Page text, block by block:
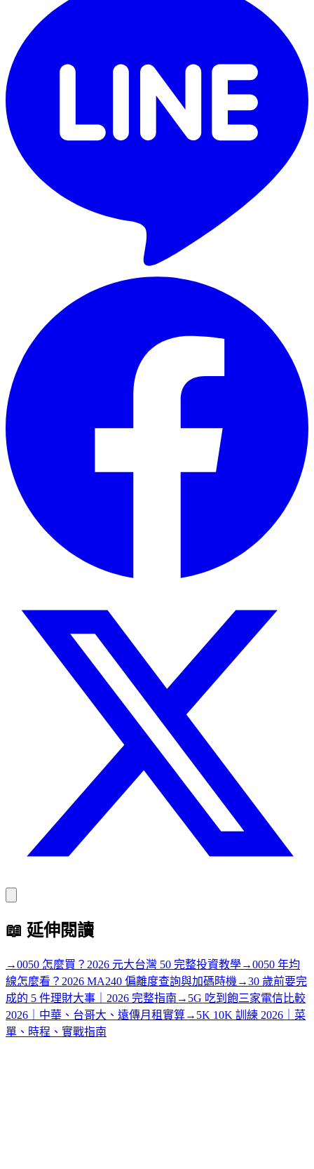
📖 延伸閱讀
→0050 怎麼買？2026 元大台灣 50 完整投資教學→0050 年均
線怎麼看？2026 MA240 偏離度查詢與加碼時機 →30 歲前要完
成的 5 件理財大事｜2026 完整指南 → 5G 吃到飽三家電信比較
2026｜中華、台哥大、遠傳月租實算→ 5K 10K 訓練 2026｜菜
單、時程、實戰指南